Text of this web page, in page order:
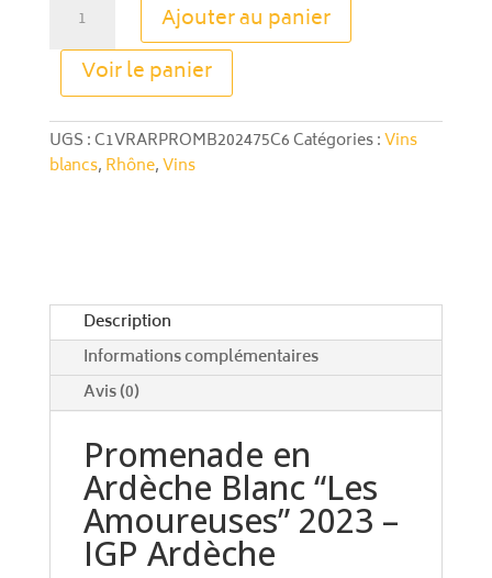
Promenade
Ardèche
Blanc
-
Les
Ajouter au panier
Voir le panier
A
l
e
e
:
UGS :C1VRARPROMB202475C6Catégories :Vins
blancs, Rhône,Vins
Description
Informations complémentaires
Avis (0)
Promenade en
Ardèche Blanc “Les
Amoureuses” 2023 –
IGP Ardèche